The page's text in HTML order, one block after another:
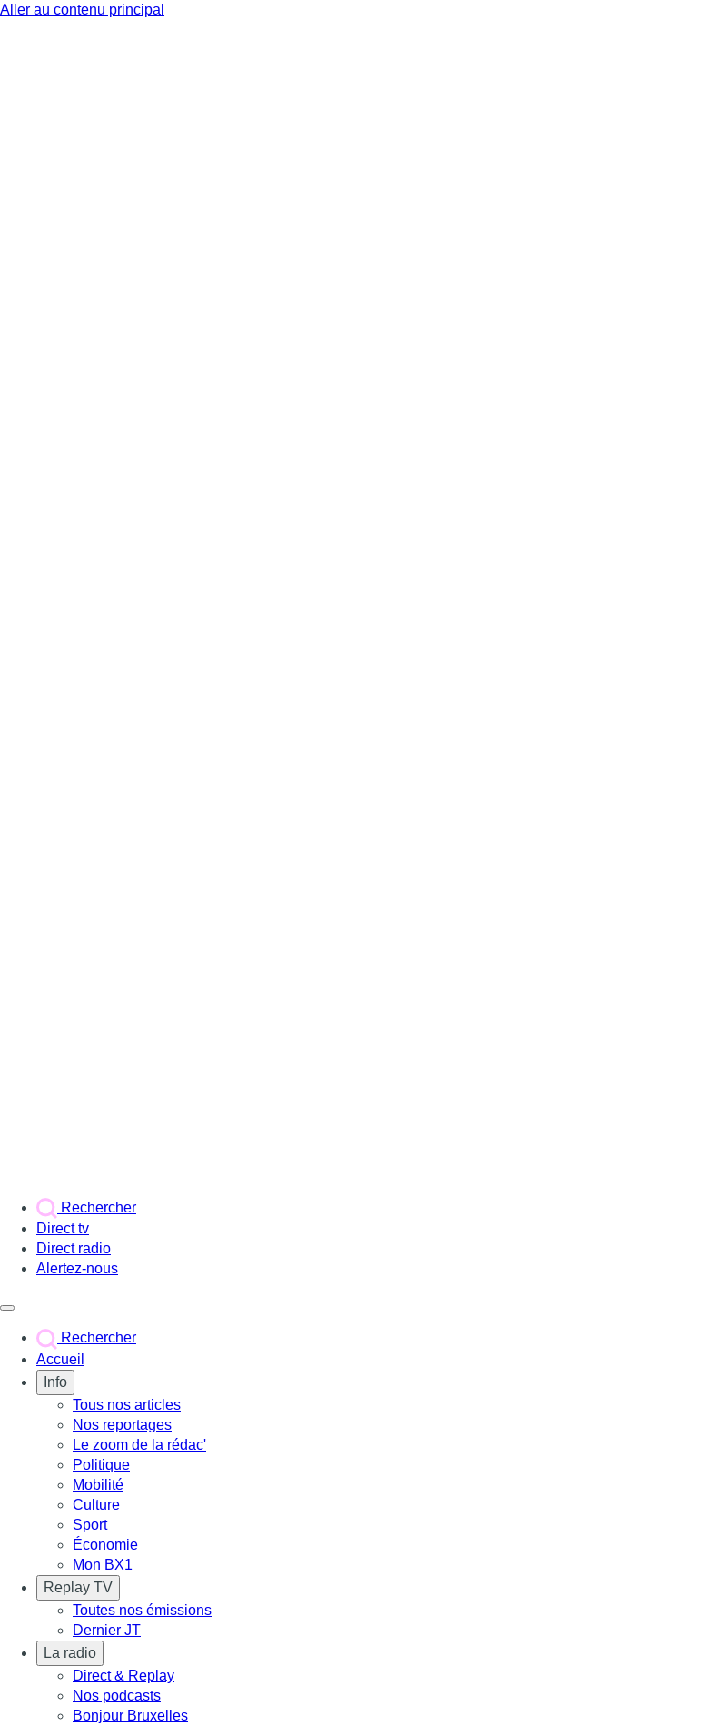
Aller au contenu principal
Rechercher
Direct tv
Direct radio
Alertez-nous
Rechercher
Accueil
Info
Tous nos articles
Nos reportages
Le zoom de la rédac'
Politique
Mobilité
Culture
Sport
Économie
Mon BX1
Replay TV
Toutes nos émissions
Dernier JT
La radio
Direct & Replay
Nos podcasts
Bonjour Bruxelles